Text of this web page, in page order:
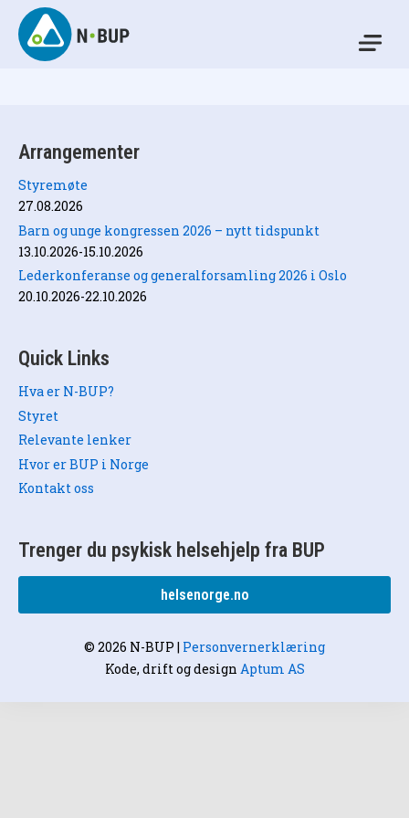
Skip
content
Arrangementer
Styremøte
27.08.2026
Barn og unge kongressen 2026 – nytt tidspunkt
13.10.2026-15.10.2026
Lederkonferanse og generalforsamling 2026 i Oslo
20.10.2026-22.10.2026
Quick Links
Hva er N-BUP?
Styret
Relevante lenker
Hvor er BUP i Norge
Kontakt oss
Trenger du psykisk helsehjelp fra BUP
helsenorge.no
© 2026 N-BUP | Personvernerklæring
Kode, drift og design Aptum AS